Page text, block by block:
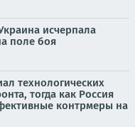
исчерпала
поле боя
технологических
тогда как Россия
контрмеры на